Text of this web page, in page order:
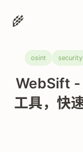
🌾
osint security
WebSift -
工具，快